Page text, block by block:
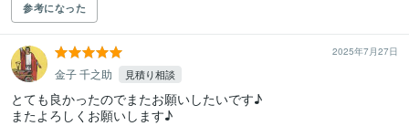
参考になった
2025年7月27日
金子 千之助 見積り相談
とても良かったのでまたお願いしたいです♪
またよろしくお願いします♪